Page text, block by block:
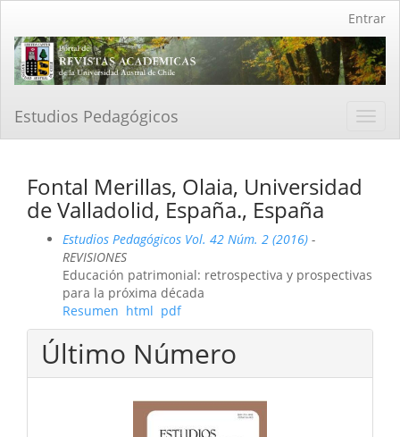
Contenido
principal
Barra
Entrar
Estudios Pedagógicos
Fontal Merillas, Olaia, Universidad
de Valladolid, España., España
Estudios Pedagógicos Vol. 42 Núm. 2 (2016) -
REVISIONES
Educación patrimonial: retrospectiva y prospectivas
para la próxima década
Resumen html pdf
Último Número